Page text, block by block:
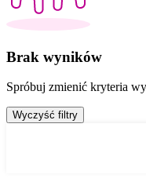
Brak wyników
Spróbuj zmienić kryteria
Wyczyść filtry